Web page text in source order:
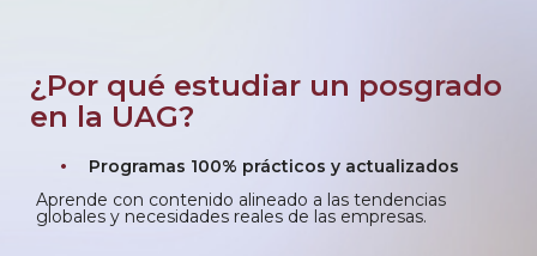
¿Por qué estudiar un posgrado
en la UAG?
Programas 100% prácticos y actualizados
Aprende con contenido alineado a las tendencias
globales y necesidades reales de las empresas.